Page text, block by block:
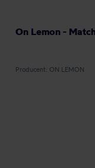
On Lemon -
Producent: ON LEMON